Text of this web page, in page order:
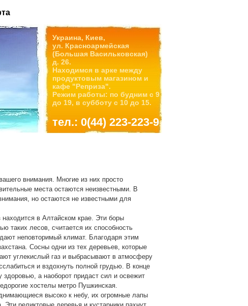
Украина, Киев,
ул. Красноармейская
(Большая Васильковская)
д. 26.
Находимся в арке между
продуктовым магазином и
кафе "Реприза".
Режим работы: по будним с 9
до 19, в субботу с 10 до 15.
тел.: 0(44) 223-223-9
внимания. Многие из них просто
места остаются неизвестными. В
но остаются не известными для
в Алтайском крае. Эти боры
таких лесов, считается их способность
неповторимый климат. Благодаря этим
Сосны одни из тех деревьев, которые
углекислый газ и выбрасывают в атмосферу
и вздохнуть полной грудью. В конце
а наоборот придаст сил и освежит
хостелы метро Пушкинская.
высоко к небу, их огромные лапы